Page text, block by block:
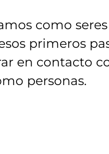
como
primeros
en contacto
personas.